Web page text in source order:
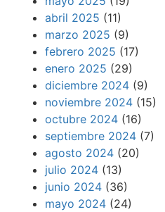
abril 2025 (11)
marzo 2025 (9)
febrero 2025 (17)
enero 2025 (29)
diciembre 2024 (9)
noviembre 2024 (15)
octubre 2024 (16)
septiembre 2024 (7)
agosto 2024 (20)
julio 2024 (13)
junio 2024 (36)
mayo 2024 (24)